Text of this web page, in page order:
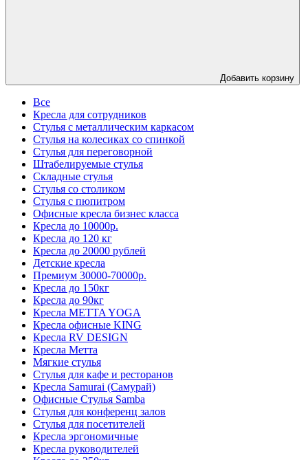
Добавить корзину
Все
Кресла для сотрудников
Стулья с металлическим каркасом
Стулья на колесиках со спинкой
Стулья для переговорной
Штабелируемые стулья
Складные стулья
Стулья со столиком
Стулья с пюпитром
Офисные кресла бизнес класса
Кресла до 10000р.
Кресла до 120 кг
Кресла до 20000 рублей
Детские кресла
Премиум 30000-70000р.
Кресла до 150кг
Кресла до 90кг
Кресла METTA YOGA
Кресла офисные KING
Кресла RV DESIGN
Кресла Метта
Мягкие стулья
Стулья для кафе и ресторанов
Кресла Samurai (Самурай)
Офисные Стулья Samba
Стулья для конференц залов
Стулья для посетителей
Кресла эргономичные
Кресла руководителей